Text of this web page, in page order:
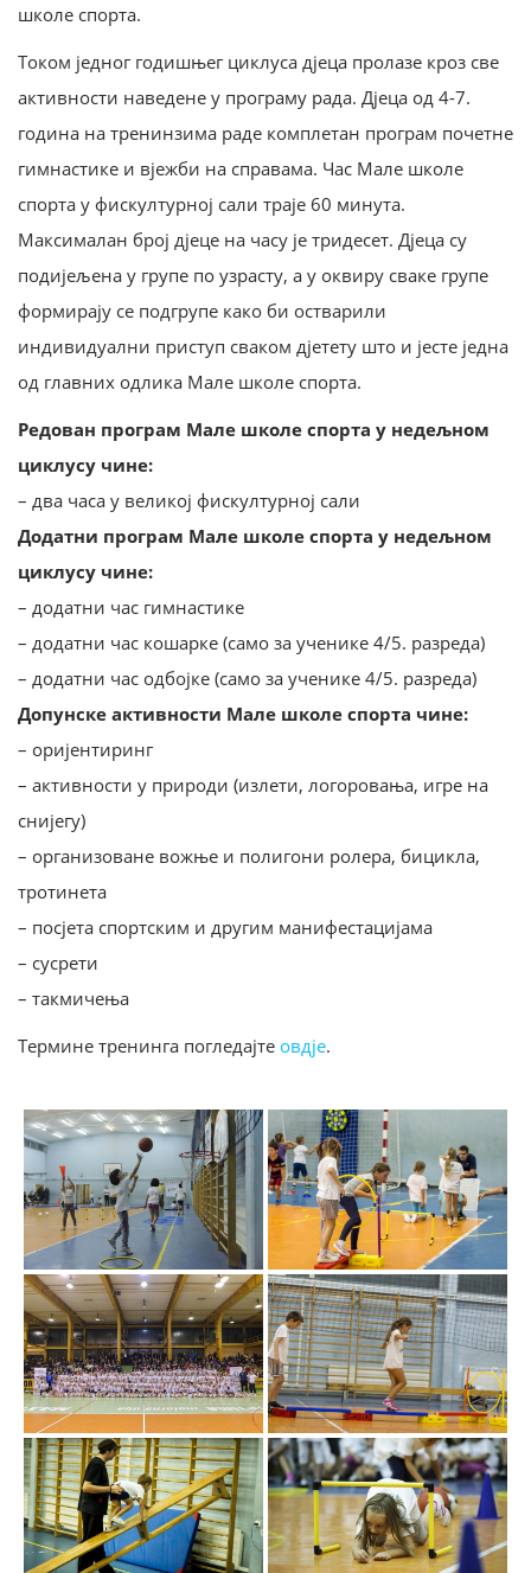
школе спорта.
Током једног годишњег циклуса дјеца пролазе кроз све
активности наведене у програму рада. Дјеца од 4-7.
година на тренинзима раде комплетан програм почетне
гимнастике и вјежби на справама. Час Мале школе
спорта у фискултурној сали траје 60 минута.
Максималан број дјеце на часу је тридесет. Дјеца су
подијељена у групе по узрасту, а у оквиру сваке групе
формирају се подгрупе како би остварили
индивидуални приступ сваком дјетету што и јесте једна
од главних одлика Мале школе спорта.
Редован програм Мале школе спорта у недељном
циклусу чине:
– два часа у великој фискултурној сали
Додатни програм Мале школе спорта у недељном
циклусу чине:
– додатни час гимнастике
– додатни час кошарке (само за ученике 4/5. разреда)
– додатни час одбојке (само за ученике 4/5. разреда)
Допунске активности Мале школе спорта чине:
– оријентиринг
– активности у природи (излети, логоровања, игре на
снијегу)
– организоване вожње и полигони ролера, бицикла,
тротинета
– посјета спортским и другим манифестацијама
– сусрети
– такмичења
Термине тренинга погледајте овдје.